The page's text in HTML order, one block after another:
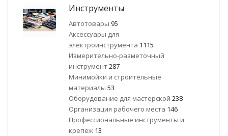
Инструменты
Автотовары 95
Аксессуары для
электроинструмента 1115
Измерительно-разметочный
инструмент287
Минимойки и строительные
материалы 53
Оборудование для мастерской 238
Организация рабочего места 146
Профессиональные инструменты и
крепеж 13